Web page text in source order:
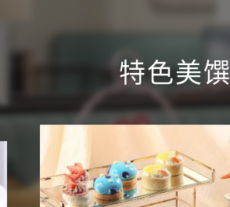
特色美馔